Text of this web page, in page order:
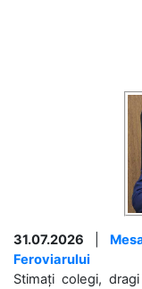
31.07.2026
Feroviarului
Stimați colegi,